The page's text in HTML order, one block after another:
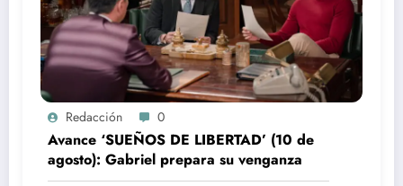
Redacción 0
Avance ‘SUEÑOS DE LIBERTAD’ (10 de
agosto): Gabriel prepara su venganza